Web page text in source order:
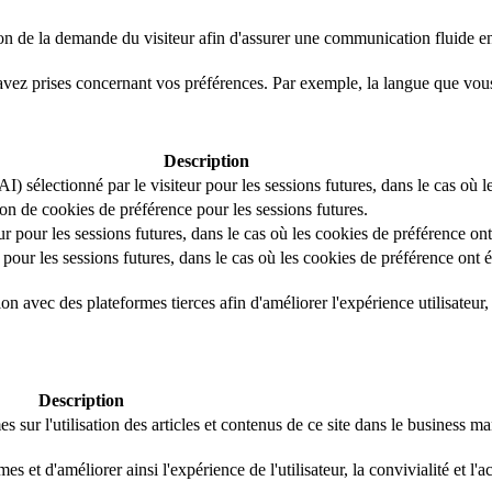
de la demande du visiteur afin d'assurer une communication fluide
prises concernant vos préférences. Par exemple, la langue que
Description
sélectionné par le visiteur pour les sessions futures, dans le cas où
de cookies de préférence pour les sessions futures.
les sessions futures, dans le cas où les cookies de préférence
les sessions futures, dans le cas où les cookies de préférence ont
avec des plateformes tierces afin d'améliorer l'expérience
Description
sur l'utilisation des articles et contenus de ce site dans le business
et d'améliorer ainsi l'expérience de l'utilisateur, la convivialité et